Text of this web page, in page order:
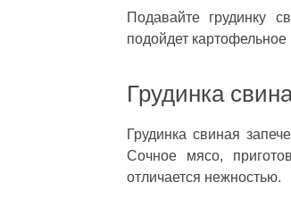
Подавайте грудинку
подойдет
Грудинка
Грудинка свиная
Сочное мясо,
отличается нежностью.